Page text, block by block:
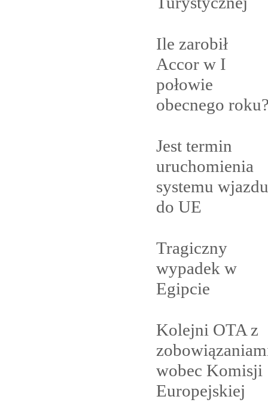
Ile zarobił
Accor w I
połowie
obecnego
Jest termin
uruchomienia
systemu wjazdu
do UE
Tragiczny
wypadek w
Egipcie
Kolejni OTA z
wobec Komisji
Europejskiej